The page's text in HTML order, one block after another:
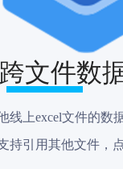
文件数
线上excel文件的数
持引用其他文件，